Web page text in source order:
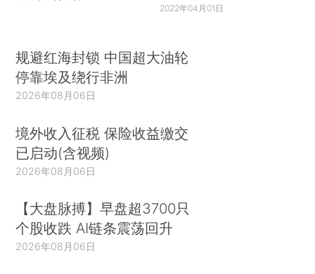
2022年04月01日
规避红海封锁 中国超大油轮
停靠埃及绕行非洲
2026年08月06日
境外收入征税 保险收益缴交
已启动(含视频)
2026年08月06日
【大盘脉搏】早盘超3700只
个股收跌 AI链条震荡回升
2026年08月06日